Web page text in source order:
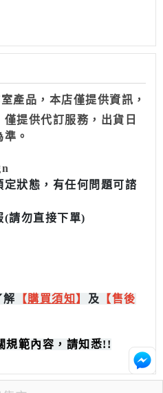
產品，本店僅提供資訊，
提供代訂服務，出貨日
。
定狀態，有任何問題可諮
(請勿直接下單)
解 【購買須知 】 及 【售後
規範內容，請知悉!!